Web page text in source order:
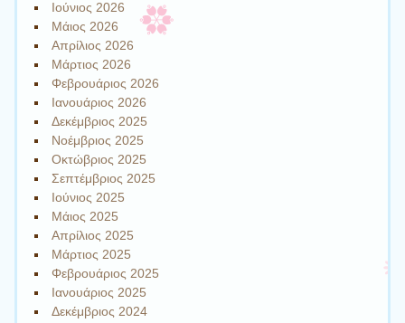
Ιούνιος 2026
Μάιος 2026
Απρίλιος 2026
Μάρτιος 2026
Φεβρουάριος 2026
Ιανουάριος 2026
Δεκέμβριος 2025
Νοέμβριος 2025
Οκτώβριος 2025
Σεπτέμβριος 2025
Ιούνιος 2025
Μάιος 2025
Απρίλιος 2025
Μάρτιος 2025
Φεβρουάριος 2025
Ιανουάριος 2025
Δεκέμβριος 2024